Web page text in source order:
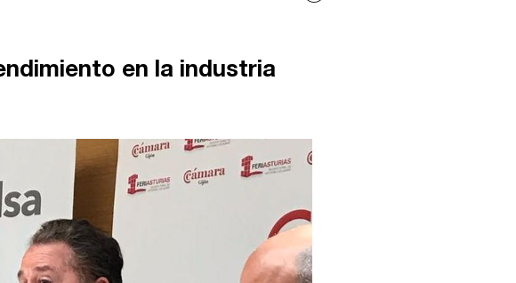
en la industria